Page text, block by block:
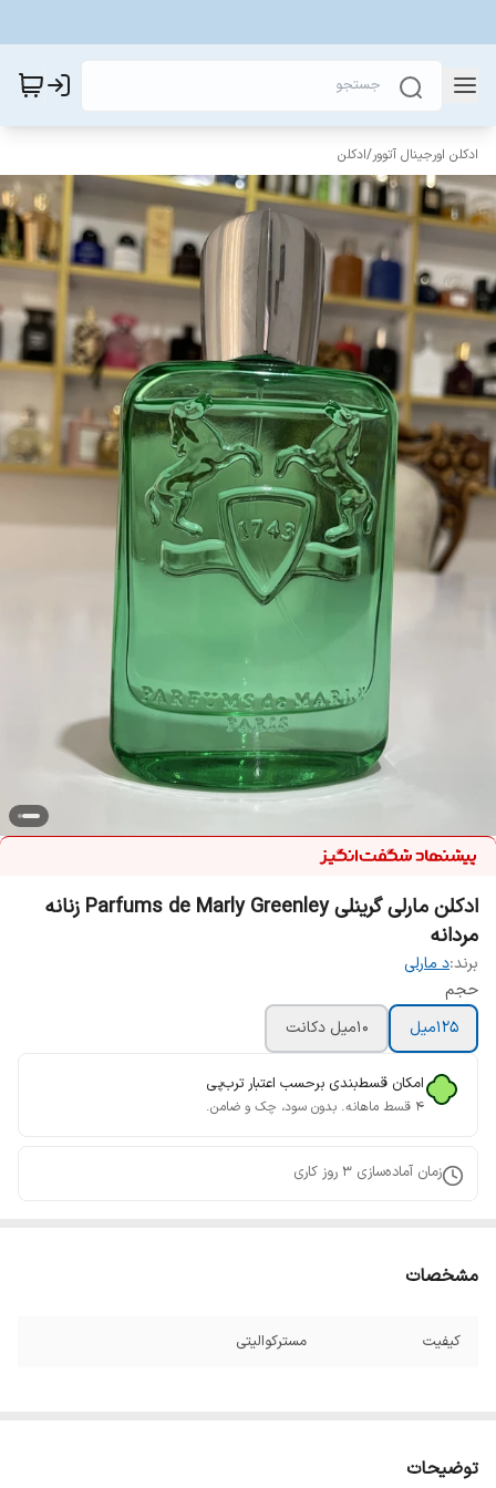
ادکلن اورجینال آتوور/ادکلن
ادکلن مارلی گرینلی Parfums de Marly Greenley زنانه
مردانه
برند:د مارلی
حجم
125میل
10میل دکانت
امکان قسط‌بندی برحسب اعتبار ترب‌پی
۴ قسط ماهانه. بدون سود، چک و ضامن.
زمان آماده‌سازی 3 روز کاری
مشخصات
کیفیت مسترکوالیتی
توضیحات